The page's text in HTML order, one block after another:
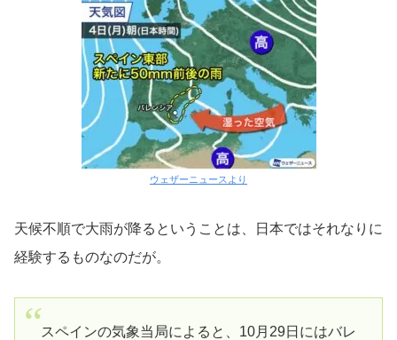
ウェザーニュースより
天候不順で大雨が降るということは、日本ではそれなりに
経験するものなのだが。
スペインの気象当局によると、10月29日にはバレ